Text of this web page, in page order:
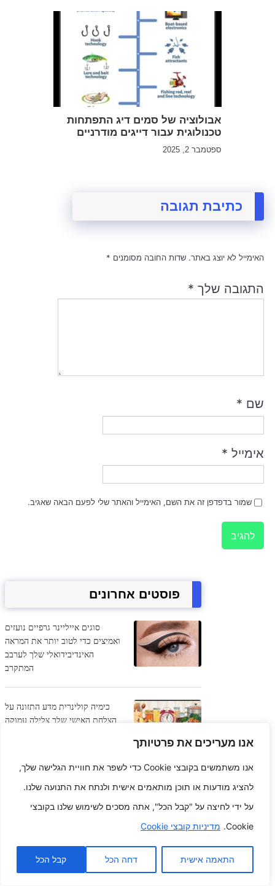
אנו מעריכים את פרטיותך
אנו משתמשים בקובצי Cookie כדי לשפר את חוויית הגלישה שלך,
להציג מודעות או תוכן מותאמים אישית ולנתח את התנועה שלנו.
על ידי לחיצה על "קבל הכל", אתה מסכים לשימוש שלנו בקובצי
Cookie. מדיניות קובצי Cookie
התאמה אישית דחה הכל קבל הכל
אבולוציה של סמים דיג התפתחות
טכנולוגית עבור דייגים מודרניים
ספטמבר 2, 2025
כתיבת תגובה
האימייל לא יוצג באתר. שדות החובה מסומנים *
התגובה שלך *
שם *
אימייל *
שמור בדפדפן זה את השם, האימייל והאתר שלי לפעם הבאה שאגיב.
פוסטים אחרונים
סוגים אייליינר גרפיים נועזים
ואמיצים כדי לטוב יותר את המראה
האינדיבידואלי שלך לערבב
המתקרב
כימיה קולינרית מדע התזונה על
הצלחת האישי שלך צלילה עמוקה
לעיסה בטוחה וצעצועים
כיצד לשים